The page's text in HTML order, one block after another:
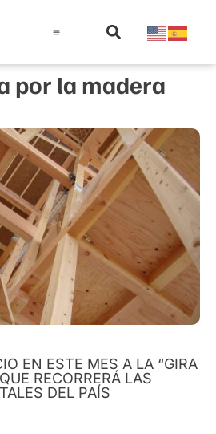
por la madera
EN ESTE MES A LA “GIRA
RECORRERÁ LAS
DEL PAÍS